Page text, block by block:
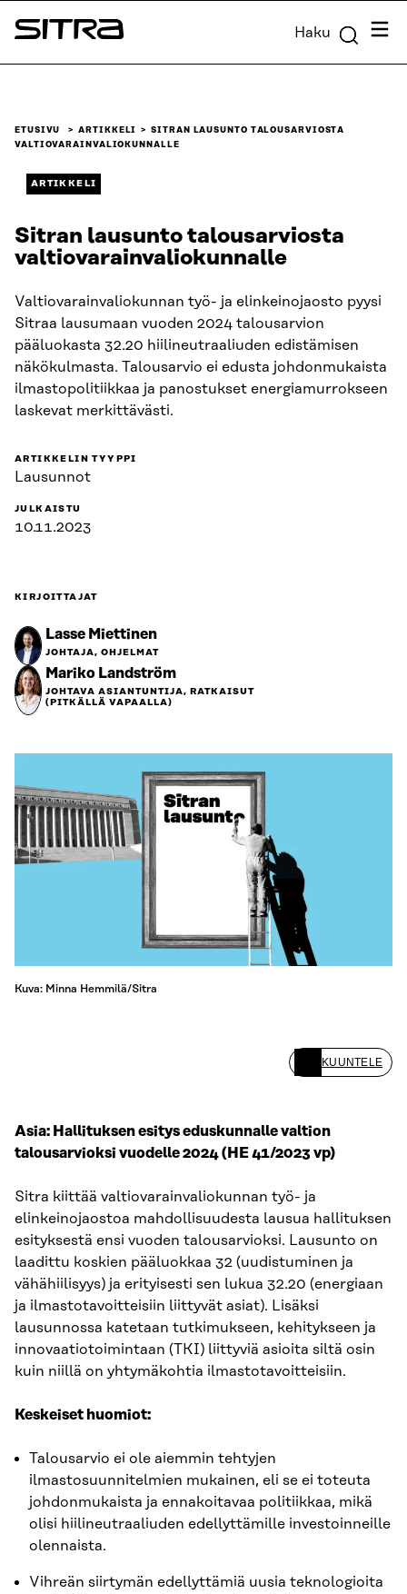
Siirry
suoraan
Sitra Haku
ETUSIVU ARTIKKELI
SITRAN LAUSUNTO TALOUSARVIOSTA
VALTIOVARAINVALIOKUNNALLE
ARTIKKELI
Sitran lausunto talousarviosta
valtiovarainvaliokunnalle
Valtiovarainvaliokunnan työ- ja elinkeinojaosto pyysi
Sitraa lausumaan vuoden 2024 talousarvion
pääluokasta 32.20 hiilineutraaliuden edistämisen
näkökulmasta. Talousarvio ei edusta johdonmukaista
ilmastopolitiikkaa ja panostukset energiamurrokseen
laskevat merkittävästi.
ARTIKKELIN TYYPPI
Lausunnot
JULKAISTU
10.11.2023
KIRJOITTAJAT
Lasse Miettinen
JOHTAJA, OHJELMAT
Mariko Landström
JOHTAVA ASIANTUNTIJA, RATKAISUT
(PITKÄLLÄ VAPAALLA)
Kuva: Minna Hemmilä/Sitra
KUUNTELE
Asia: Hallituksen esitys eduskunnalle valtion
talousarvioksi vuodelle 2024 (HE 41/2023 vp)
Sitra kiittää valtiovarainvaliokunnan työ- ja
elinkeinojaostoa mahdollisuudesta lausua hallituksen
esityksestä ensi vuoden talousarvioksi. Lausunto on
laadittu koskien pääluokkaa 32 (uudistuminen ja
vähähiilisyys) ja erityisesti sen lukua 32.20 (energiaan
ja ilmastotavoitteisiin liittyvät asiat). Lisäksi
lausunnossa katetaan tutkimukseen, kehitykseen ja
innovaatiotoimintaan (TKI) liittyviä asioita siltä osin
kuin niillä on yhtymäkohtia ilmastotavoitteisiin.
Keskeiset huomiot:
Talousarvio ei ole aiemmin tehtyjen
ilmastosuunnitelmien mukainen, eli se ei toteuta
johdonmukaista ja ennakoitavaa politiikkaa, mikä
olisi hiilineutraaliuden edellyttämille investoinneille
olennaista.
Vihreän siirtymän edellyttämiä uusia teknologioita